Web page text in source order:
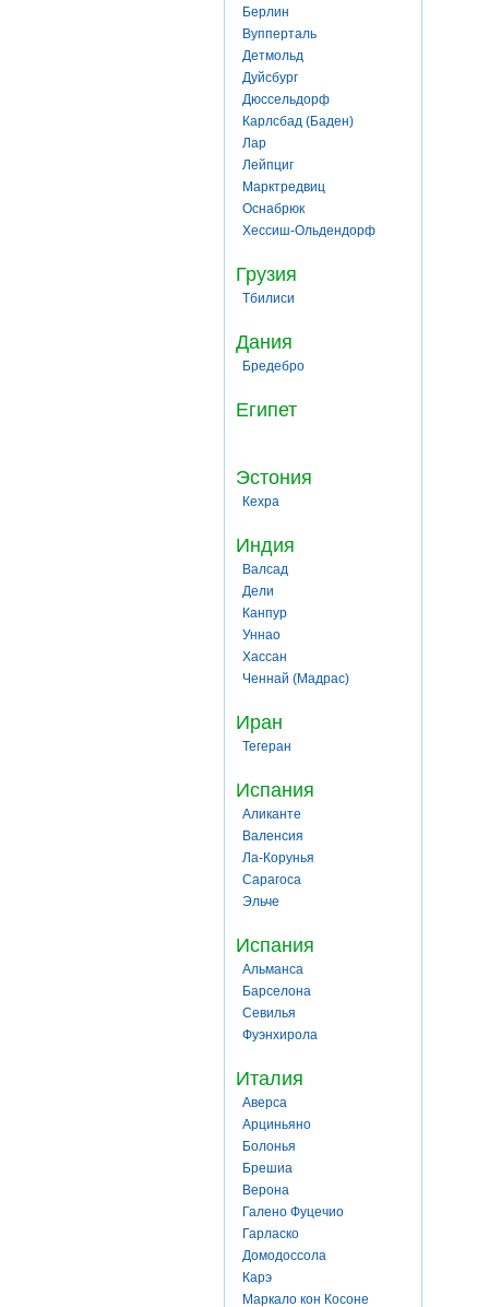
Берлин
Вупперталь
Детмольд
Дуйсбург
Дюссельдорф
Карлсбад (Баден)
Лар
Лейпциг
Марктредвиц
Оснабрюк
Хессиш-Ольдендорф
Грузия
Тбилиси
Дания
Бредебро
Египет
Эстония
Кехра
Индия
Валсад
Дели
Канпур
Уннао
Хассан
Ченнай (Мадрас)
Иран
Тегеран
Испания
Аликанте
Валенсия
Ла-Корунья
Сарагоса
Эльче
Испания
Альманса
Барселона
Севилья
Фуэнхирола
Италия
Аверса
Арциньяно
Болонья
Брешиа
Верона
Галено Фуцечио
Гарласко
Домодоссола
Карэ
Маркало кон Косоне